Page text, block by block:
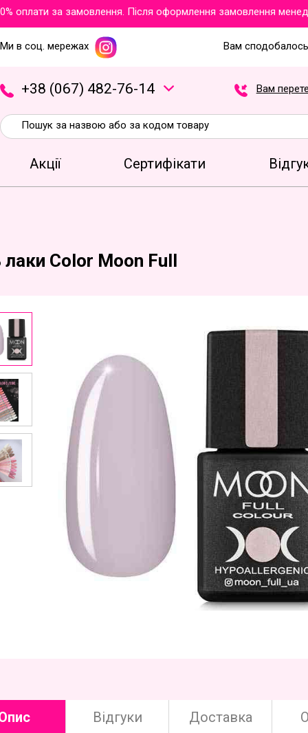
за замовлення. Після оформлення замовлення
Ми в соц. мережах Вам сподобалось
+38 (067) 482-76-1 4 Вам
Акції Сертифікати
лаки Color Moon Full
Відгуки Доставка